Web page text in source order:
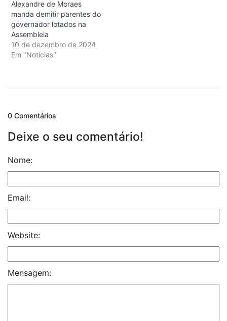
Alexandre de Moraes
manda demitir parentes do
governador lotados na
Assembleia
10 de dezembro de 2024
Em "Notícias"
0 Comentários
Deixe o seu comentário!
Nome:
Email:
Website:
Mensagem: